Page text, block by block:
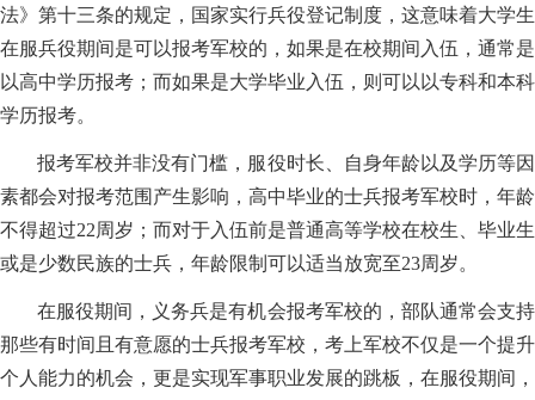
法》第十三条的规定，国家实行兵役登记制度，这意味着大学生
在服兵役期间是可以报考军校的，如果是在校期间入伍，通常是
以高中学历报考；而如果是大学毕业入伍，则可以以专科和本科
学历报考。
报考军校并非没有门槛，服役时长、自身年龄以及学历等因
素都会对报考范围产生影响，高中毕业的士兵报考军校时，年龄
不得超过22周岁；而对于入伍前是普通高等学校在校生、毕业生
或是少数民族的士兵，年龄限制可以适当放宽至23周岁。
在服役期间，义务兵是有机会报考军校的，部队通常会支持
那些有时间且有意愿的士兵报考军校，考上军校不仅是一个提升
个人能力的机会，更是实现军事职业发展的跳板，在服役期间，